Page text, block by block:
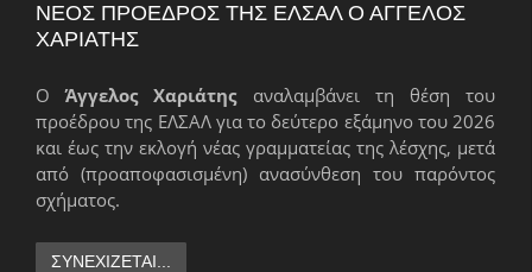
ΝΈΟΣ ΠΡΌΕΔΡΟΣ ΤΗΣ ΕΛΣΑΛ Ο ΆΓΓΕΛΟΣ
ΧΑΡΙΆΤΗΣ
ΟΆγγελος Χαριάτηςαναλαμβάνει τη θέση του
προέδρου της ΕΛΣΑΛ για το δεύτερο εξάμηνο του 2026
και έως την εκλογή νέας γραμματείας της λέσχης, μετά
από (προαποφασισμένη) ανασύνθεση του παρόντος
σχήματος.
ΣΥΝΕΧΊΖΕΤΑΙ...